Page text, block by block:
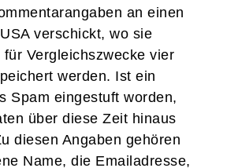
an einen
verschickt, wo sie
Vergleichszwecke vier
werden. Ist ein
Spam eingestuft worden,
über diese Zeit hinaus
diesen Angaben gehören
Name, die Emailadresse,